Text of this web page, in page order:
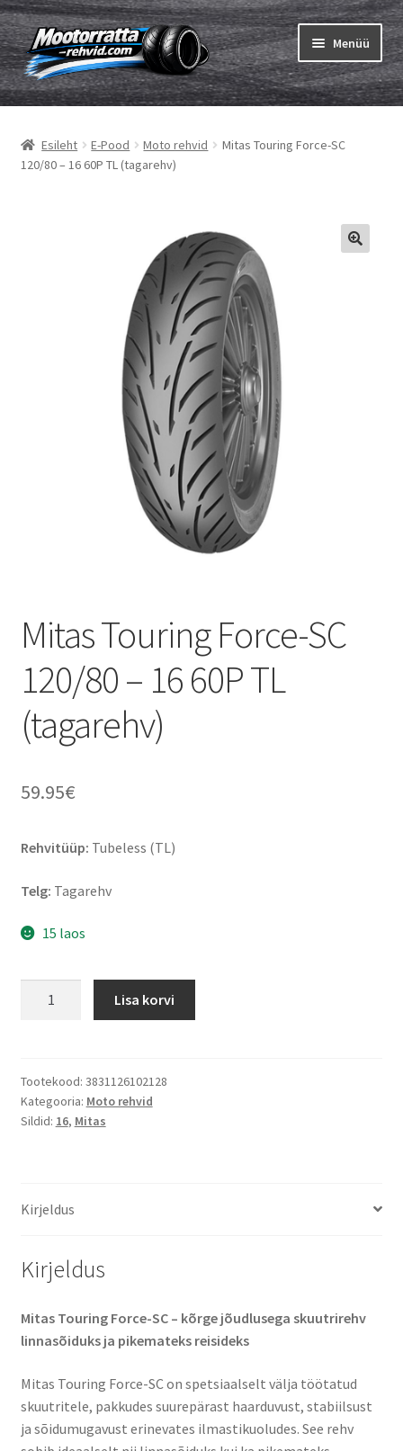
Liigu
navigeerimisele
Liigu
sisu
juurde
Menüü
Rehvid
Ava
Sisekumm
Ava
Esileht E-Pood Moto rehvid
Mitas Touring Force-SC
120/80 – 16 60P TL (tagarehv)
Mitas Touring Force-SC
120/80 – 16 60P TL
(tagarehv)
59.95€
Rehvitüüp: Tubeless (TL)
Telg: Tagarehv
15 laos
120/80
-
16
kogus
Lisa korvi
Tootekood: 3831126102128
Kategooria: Moto rehvid
Sildid: 16, Mitas
Kirjeldus
Kirjeldus
Mitas Touring Force-SC – kõrge jõudlusega skuutrirehv
linnasõiduks ja pikemateks reisideks​
Mitas Touring Force-SC on spetsiaalselt välja töötatud
skuutritele, pakkudes suurepärast haarduvust, stabiilsust
ja sõidumugavust erinevates ilmastikuoludes. See rehv